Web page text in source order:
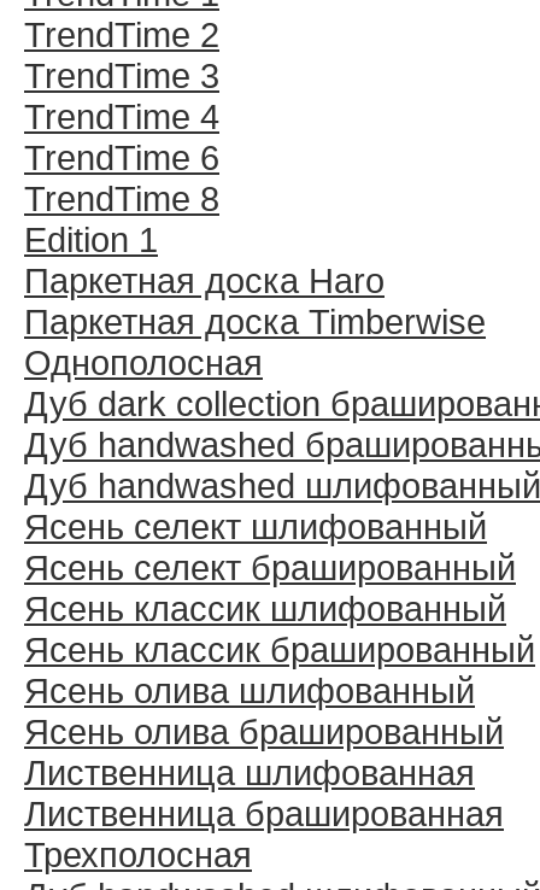
TrendTime 2
TrendTime 3
TrendTime 4
TrendTime 6
TrendTime 8
Edition 1
Паркетная доска Haro
Паркетная доска Timberwise
Однополосная
Дуб dark collection
Дуб handwashed
Дуб handwashed шлифованный
Ясень селект шлифованный
Ясень селект брашированный
Ясень классик шлифованный
Ясень классик брашированный
Ясень олива шлифованный
Ясень олива брашированный
Лиственница шлифованная
Лиственница брашированная
Трехполосная